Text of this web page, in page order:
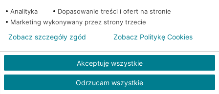
Warszawa, ul. Patriotów 110 Bankomat (Euronet)
Warszawa, ul. Patriotów
Bankomat
Warszawa, ul. Patriotów
Bankomat
(Euronet)
Analityka
Dopasowanie treści i ofert na stronie
Marketing wykonywany przez strony trzecie
Akceptuję wszystkie
Odrzucam wszystkie
Zobacz szczegóły zgód Zobacz Politykę Cookies